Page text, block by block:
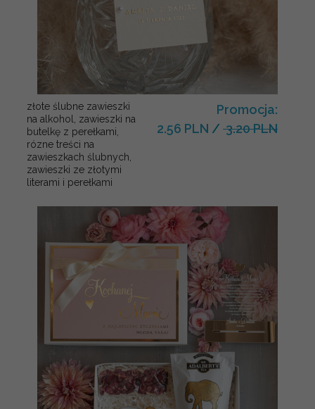
złote ślubne zawieszki
na alkohol, zawieszki na
butelkę z perełkami,
rózne treści na
zawieszkach ślubnych,
zawieszki ze złotymi
literami i perełkami
Promocja:
2.56 PLN / 3.20 PLN